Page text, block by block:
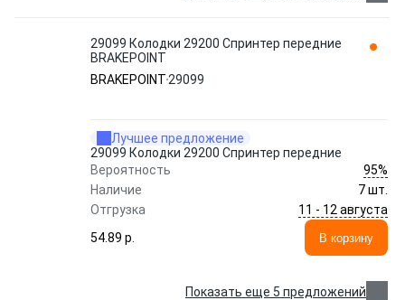
29099 Колодки 29200 Спринтер передние
BRAKEPOINT
BRAKEPOINT 29099
Лучшее предложение
29099 Колодки 29200 Спринтер передние
Вероятность
95%
Наличие
7 шт.
Отгрузка
11 - 12 августа
54.89 p.
В корзину
Показать еще 5 предложений